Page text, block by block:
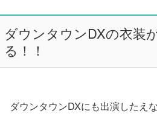
ダウンタウンDXの衣装
る！！
ダウンタウンDXにも出演したえな